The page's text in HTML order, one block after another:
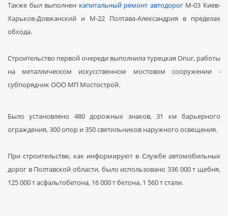
Также был выполнен капитальный ремонт автодорогМ-03 Киев-
Харьков-Довжанский и М-22 Полтава-Александрия в пределах
обхода.
Строительство первой очереди выполнила турецкая Onur, работы
на металлическом искусственном мостовом сооружении -
субпорядчик ООО МП Мостострой.
Было установлено 480 дорожных знаков, 31 км барьерного
ограждения, 300 опор и 350 светильников наружного освещения.
При строительстве, как информируют в Службе автомобильных
дорог в Полтавской области, было использовано 336 000 т щебня,
125 000 т асфальтобетона, 16 000 т бетона, 1 560 т стали.